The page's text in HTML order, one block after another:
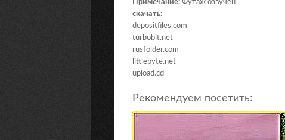
Примечание: Футаж озвучен
скачать:
depositfiles.com
turbobit.net
rusfolder.com
littlebyte.net
upload.cd
Рекомендуем посетить: